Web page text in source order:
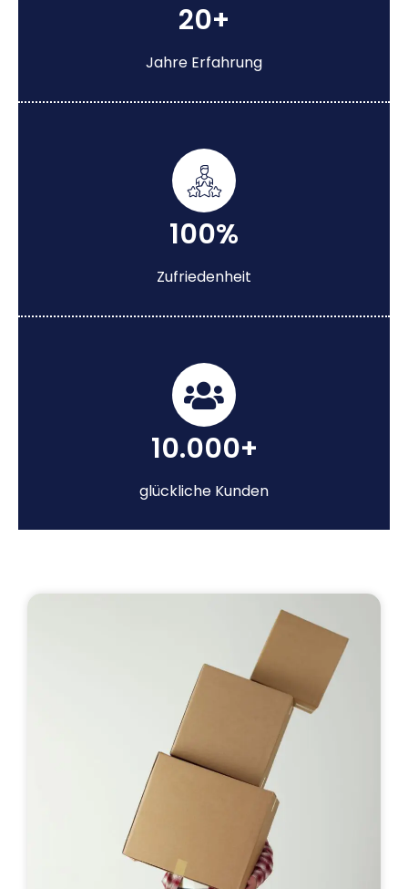
20+
Jahre Erfahrung
100%
Zufriedenheit
10.000+
glückliche Kunden